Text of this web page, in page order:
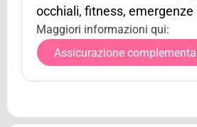
occhiali, fitness, emergenze
Maggiori informazioni qui:
Assicurazione